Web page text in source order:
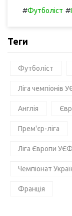
#Футболіст #
Теги
Футболіст
Ліга чемпіонів
Англія
Прем'єр-ліга
Ліга Європи
Чемпіонат
Франція